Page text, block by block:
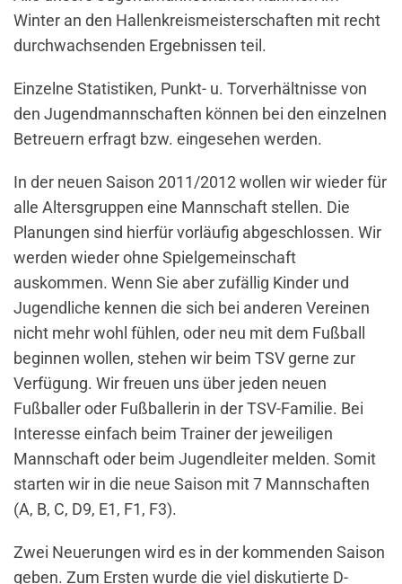
Winter an den Hallenkreismeisterschaften mit recht
durchwachsenden Ergebnissen teil.
Einzelne Statistiken, Punkt- u. Torverhältnisse von
den Jugendmannschaften können bei den einzelnen
Betreuern erfragt bzw. eingesehen werden.
In der neuen Saison 2011/2012 wollen wir wieder für
alle Altersgruppen eine Mannschaft stellen. Die
Planungen sind hierfür vorläufig abgeschlossen. Wir
werden wieder ohne Spielgemeinschaft
auskommen. Wenn Sie aber zufällig Kinder und
Jugendliche kennen die sich bei anderen Vereinen
nicht mehr wohl fühlen, oder neu mit dem Fußball
beginnen wollen, stehen wir beim TSV gerne zur
Verfügung. Wir freuen uns über jeden neuen
Fußballer oder Fußballerin in der TSV-Familie. Bei
Interesse einfach beim Trainer der jeweiligen
Mannschaft oder beim Jugendleiter melden. Somit
starten wir in die neue Saison mit 7 Mannschaften
(A, B, C, D9, E1, F1, F3).
Zwei Neuerungen wird es in der kommenden Saison
geben. Zum Ersten wurde die viel diskutierte D-